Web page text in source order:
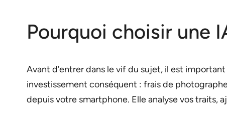
Pourquoi choisir une
Avant d’entrer dans le vif du sujet, il est
investissement conséquent : frais de
depuis votre smartphone. Elle analyse vos traits,